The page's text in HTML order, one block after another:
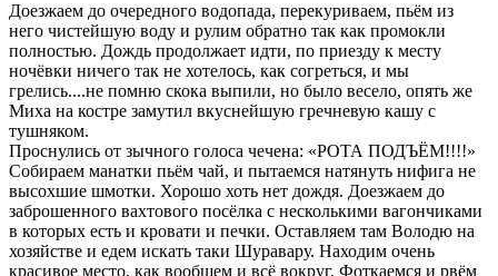
Доезжаем до очередного водопада, перекуриваем, пьём из
него чистейшую воду и рулим обратно так как промокли
полностью. Дождь продолжает идти, по приезду к месту
ночёвки ничего так не хотелось, как согреться, и мы
грелись....не помню скока выпили, но было весело, опять же
Миха на костре замутил вкуснейшую гречневую кашу с
тушняком.
Проснулись от зычного голоса чечена: «РОТА ПОДЪЁМ!!!!»
Собираем манатки пьём чай, и пытаемся натянуть нифига не
высохшие шмотки. Хорошо хоть нет дождя. Доезжаем до
заброшенного вахтового посёлка с несколькими вагончиками
в которых есть и кровати и печки. Оставляем там Володю на
хозяйстве и едем искать таки Шуравару. Находим очень
красивое место, как вообщем и всё вокруг. Фоткаемся и рвём